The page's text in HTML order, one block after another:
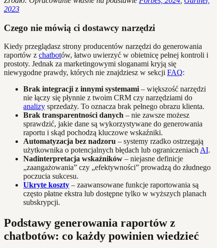
2023
Czego nie mówią ci dostawcy narzędzi
Kiedy przeglądasz strony producentów narzędzi do generowania
raportów z chatbotów, łatwo uwierzyć w obietnicę pełnej kontroli i
prostoty. Jednak za marketingowymi sloganami kryją się
niewygodne prawdy, których nie znajdziesz w sekcji FAQ:
Brak integracji z innymi systemami – większość narzędzi
nie łączy się płynnie z twoim CRM czy narzędziami do
analizy sprzedaży. To oznacza brak pełnego obrazu klienta.
Brak transparentności danych – nie zawsze możesz
sprawdzić, jakie dane są wykorzystywane do generowania
raportu i skąd pochodzą kluczowe wskaźniki.
Automatyzacja bez nadzoru – systemy rzadko ostrzegają
użytkownika o potencjalnych błędach lub ograniczeniach AI.
Nadinterpretacja wskaźników – niejasne definicje
„zaangażowania” czy „efektywności” prowadzą do złudnego
poczucia sukcesu.
Ukryte koszty – zaawansowane funkcje raportowania są
często płatne ekstra lub dostępne tylko w wyższych planach
subskrypcji.
Podstawy generowania raportów z
chatbotów: co każdy powinien wiedzieć